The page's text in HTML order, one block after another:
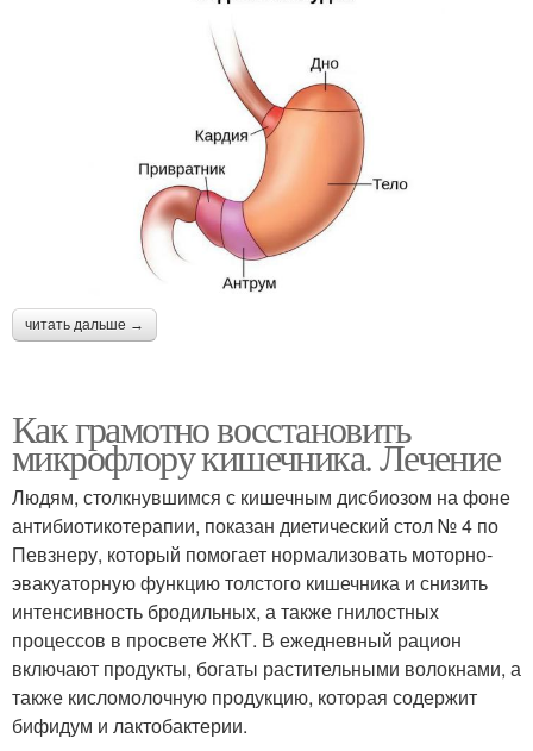
читать дальше →
Как грамотно восстановить
микрофлору кишечника. Лечение
Людям, столкнувшимся с кишечным дисбиозом на фоне
антибиотикотерапии, показан диетический стол № 4 по
Певзнеру, который помогает нормализовать моторно-
эвакуаторную функцию толстого кишечника и снизить
интенсивность бродильных, а также гнилостных
процессов в просвете ЖКТ. В ежедневный рацион
включают продукты, богаты растительными волокнами, а
также кисломолочную продукцию, которая содержит
бифидум и лактобактерии.